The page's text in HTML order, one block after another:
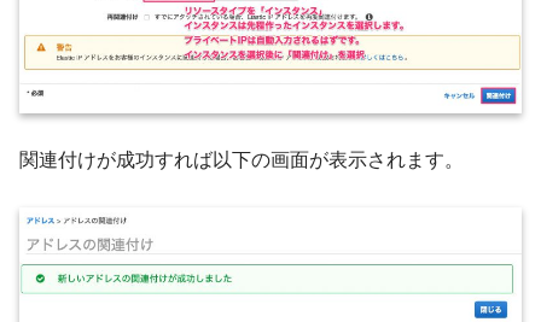
関連付けが成功すれば以下の画面が表示されます。